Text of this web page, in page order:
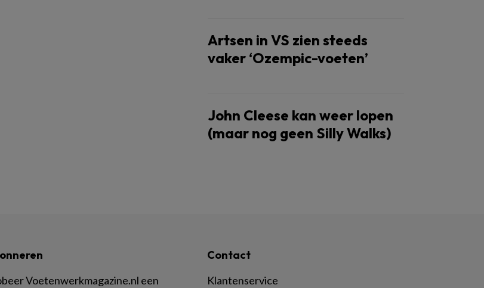
Artsen in VS zien steeds
vaker ‘Ozempic-voeten’
John Cleese kan weer lopen
(maar nog geen Silly Walks)
Voetenwerkmagazine.nl een
Contact
Klantenservice